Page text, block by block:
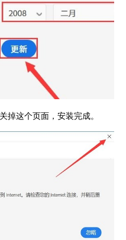
这个页面，安装完成。